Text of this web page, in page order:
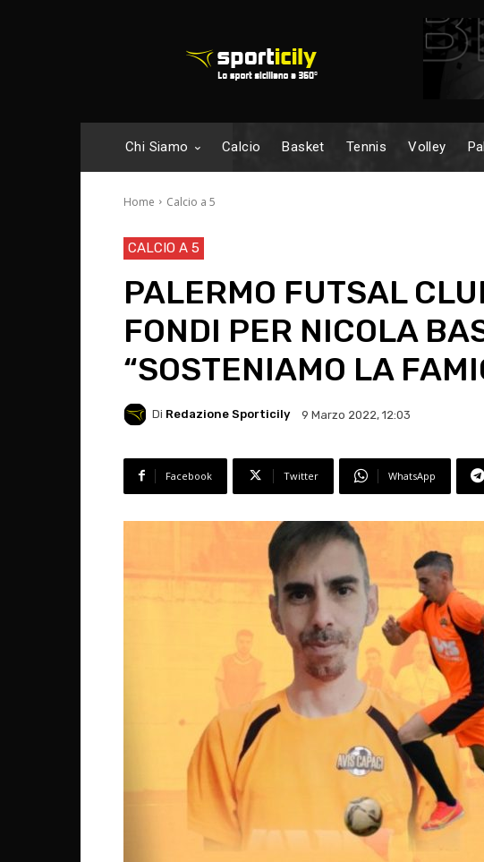
Chi Siamo Calcio Basket Tennis Volley
Home Calcio a 5
CALCIO A 5
PALERMO FUTSAL
FONDI PER NICOLA
“SOSTENIAMO LA
Di Redazione Sporticily 9 Marzo 2022, 12:03
Facebook Twitter WhatsApp